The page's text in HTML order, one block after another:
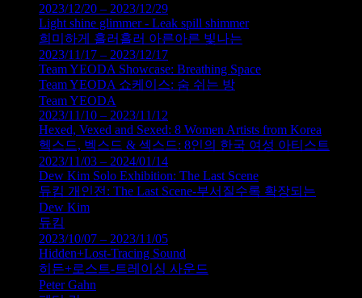
2023/12/20 – 2023/12/29
Light shine glimmer - Leak spill shimmer
희미하게 흘러흘러 아른아른 빛나는
2023/11/17 – 2023/12/17
Team YEODA Showcase: Breathing Space
Team YEODA 쇼케이스: 숨 쉬는 방
Team YEODA
2023/11/10 – 2023/11/12
Hexed, Vexed and Sexed: 8 Women Artists from Korea
헥스드, 벡스드 & 섹스드: 8인의 한국 여성 아티스트
2023/11/03 – 2024/01/14
Dew Kim Solo Exhibition: The Last Scene
듀킴 개인전: The Last Scene-부서질수록 확장되는
Dew Kim
듀킴
2023/10/07 – 2023/11/05
Hidden+Lost-Tracing Sound
히든+로스트-트레이싱 사운드
Peter Gahn